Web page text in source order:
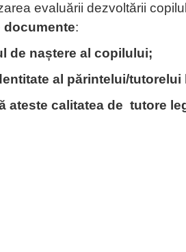
evaluării dezvoltării
documente:
de naștere al copilului;
al părintelui/tutorelui
ateste calitatea de tutore